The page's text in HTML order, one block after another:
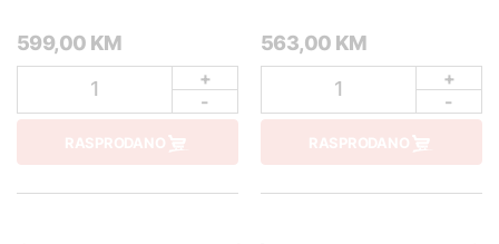
599,00 KM
1
+
-
RASPRODANO
563,00 KM
1
+
-
RASPRODANO